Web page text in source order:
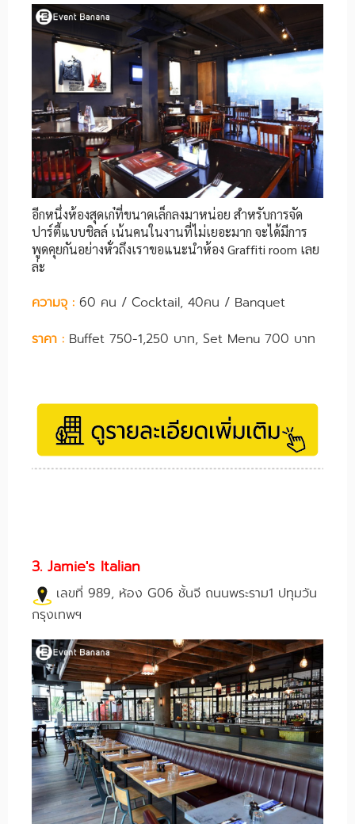
อีกหนึ่งห้องสุดเก๋ที่ขนาดเล็กลงมาหน่อย สำหรับการจัด
ปาร์ตี้แบบชิลล์ เน้นคนในงานที่ไม่เยอะมาก จะได้มีการ
พูดคุยกันอย่างหั่วถึงเราขอแนะนำห้อง Graffiti room เลย
ล่ะ
ความจุ : 60 คน / Cocktail, 40คน / Banquet
ราคา : Buffet 750-1,250 บาท, Set Menu 700 บาท
3. Jamie's Italian
เลขที่ 989, ห้อง G06 ชั้นจี ถนนพระราม1 ปทุมวัน
กรุงเทพฯ